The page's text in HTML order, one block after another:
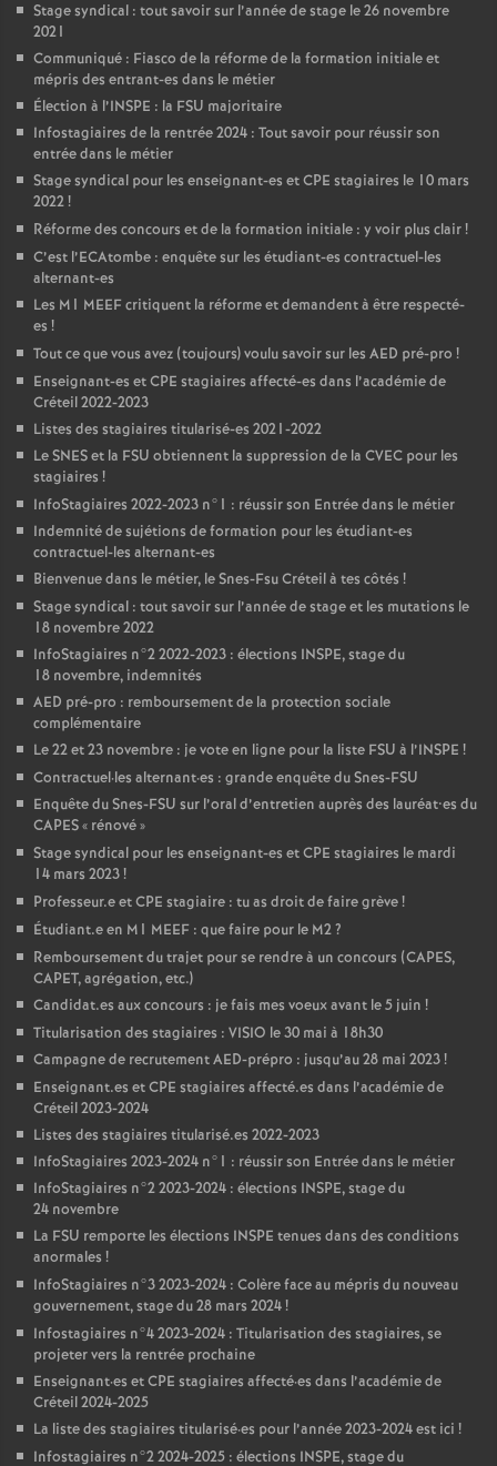
Stage syndical : tout savoir sur l’année de stage le 26 novembre
2021
Communiqué : Fiasco de la réforme de la formation initiale et
mépris des entrant-es dans le métier
Élection à l’INSPE : la FSU majoritaire
Infostagiaires de la rentrée 2024 : Tout savoir pour réussir son
entrée dans le métier
Stage syndical pour les enseignant-es etCPE stagiaires le 10 mars
2022!
Réforme des concours et de la formation initiale : y voir plus clair!
C’est l’ECAtombe : enquête sur les étudiant-es contractuel-les
alternant-es
Les M1 MEEFcritiquent la réforme et demandent à être respecté-
es !
Tout ce que vous avez (toujours) voulu savoir sur les AED pré-pro !
Enseignant-es etCPE stagiaires affecté-es dans l’académie de
Créteil 2022-2023
Listes des stagiaires titularisé-es 2021-2022
LeSNESet la FSU obtiennent la suppression de la CVEC pour les
stagiaires !
InfoStagiaires 2022-2023 n°1 : réussir son Entrée dans le métier
Indemnité de sujétions de formation pour les étudiant-es
contractuel-les alternant-es
Bienvenue dans le métier, le Snes-Fsu Créteil à tes côtés !
Stage syndical : tout savoir sur l’année de stage et les mutations le
18 novembre 2022
InfoStagiaires n°2 2022-2023 : élections INSPE, stage du
18 novembre, indemnités
AED pré-pro : remboursement de la protection sociale
complémentaire
Le 22 et 23 novembre : je vote en ligne pour la liste FSU à l’INSPE !
Contractuel·les alternant·es : grande enquête du Snes-FSU
Enquête du Snes-FSU sur l’oral d’entretien auprès des lauréat•es du
CAPES« rénové»
Stage syndical pour les enseignant-es etCPE stagiaires le mardi
14 mars 2023!
Professeur.e etCPE stagiaire : tu as droit de faire grève!
Étudiant.e en M1 MEEF : que faire pour le M2?
Remboursement du trajet pour se rendre à un concours (CAPES,
CAPET, agrégation, etc.)
Candidat.es aux concours : je fais mes voeux avant le 5 juin !
Titularisation des stagiaires : VISIO le 30 mai à 18h30
Campagne de recrutementAED-prépro : jusqu’au 28 mai 2023!
Enseignant.es etCPE stagiaires affecté.es dans l’académie de
Créteil 2023-2024
Listes des stagiaires titularisé.es 2022-2023
InfoStagiaires 2023-2024 n°1 : réussir son Entrée dans le métier
InfoStagiaires n°2 2023-2024 : élections INSPE, stage du
24 novembre
La FSU remporte les élections INSPE tenues dans des conditions
anormales !
InfoStagiaires n°3 2023-2024 : Colère face au mépris du nouveau
gouvernement, stage du 28 mars 2024!
Infostagiaires n°4 2023-2024 : Titularisation des stagiaires, se
projeter vers la rentrée prochaine
Enseignant·es etCPE stagiaires affecté·es dans l’académie de
Créteil 2024-2025
La liste des stagiaires titularisé·es pour l’année 2023-2024 est ici !
Infostagiaires n°2 2024-2025 : élections INSPE, stage du